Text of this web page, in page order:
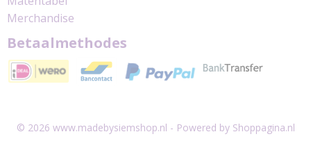
Merchandise
Betaalmethodes
© 2026 www.madebysiemshop.nl - Powered by Shoppagina.nl